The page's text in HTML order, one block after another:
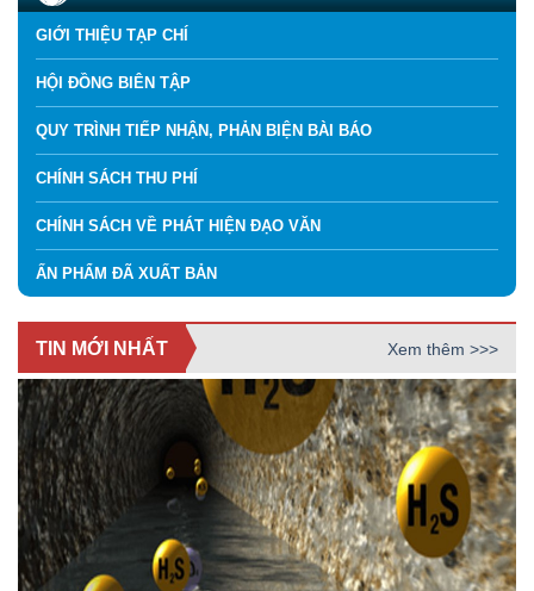
GIỚI THIỆU TẠP CHÍ
HỘI ĐỒNG BIÊN TẬP
QUY TRÌNH TIẾP NHẬN, PHẢN BIỆN BÀI BÁO
CHÍNH SÁCH THU PHÍ
CHÍNH SÁCH VỀ PHÁT HIỆN ĐẠO VĂN
ẤN PHẨM ĐÃ XUẤT BẢN
TIN MỚI NHẤT Xem thêm >>>